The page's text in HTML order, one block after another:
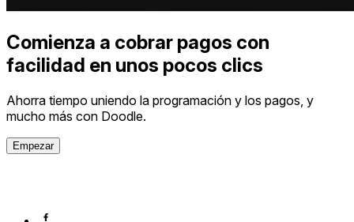
Comienza a cobrar pagos con
facilidad en unos pocos clics
Ahorra tiempo uniendo la programación y los pagos, y
mucho más con Doodle.
Empezar